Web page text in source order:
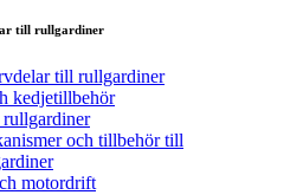
till rullgardiner
till rullgardiner
kedjetillbehör
och tillbehör till
motordrift